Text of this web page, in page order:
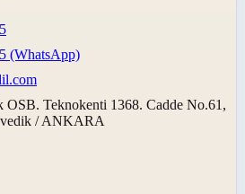
(WhatsApp)
OSB. Teknokenti 1368. Cadde No.61,
/ ANKARA